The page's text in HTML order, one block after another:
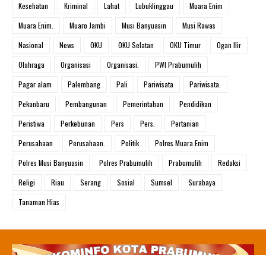
Kesehatan
Kriminal Lahat Lubuklinggau
Muara Enim
Muara Enim.
Muaro Jambi Musi Banyuasin
Musi Rawas
Nasional
News OKU OKU Selatan OKU Timur
Ogan Ilir
Olahraga
Organisasi Organisasi.
PWI Prabumulih
Pagar alam
Palembang Pali Pariwisata
Pariwisata.
Pekanbaru
Pembangunan Pemerintahan
Pendidikan
Peristiwa
Perkebunan Pers Pers.
Pertanian
Perusahaan
Perusahaan. Politik
Polres Muara Enim
Polres Musi Banyuasin
Polres Prabumulih Prabumulih
Redaksi
Religi
Riau Serang Sosial Sumsel
Surabaya
Tanaman Hias